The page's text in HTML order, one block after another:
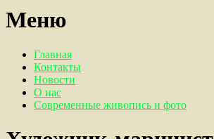
Меню
Главная
Контакты
Новости
О нас
Современные живопись и фото